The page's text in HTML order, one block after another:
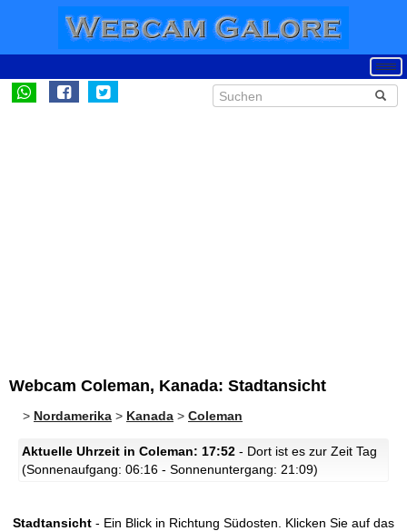
Webcam Coleman, Kanada: Stadtansicht
> Nordamerika > Kanada > Coleman
Aktuelle Uhrzeit in Coleman: 17:52 - Dort ist es zur Zeit Tag
(Sonnenaufgang: 06:16 - Sonnenuntergang: 21:09)
Stadtansicht - Ein Blick in Richtung Südosten.
Klicken Sie auf das